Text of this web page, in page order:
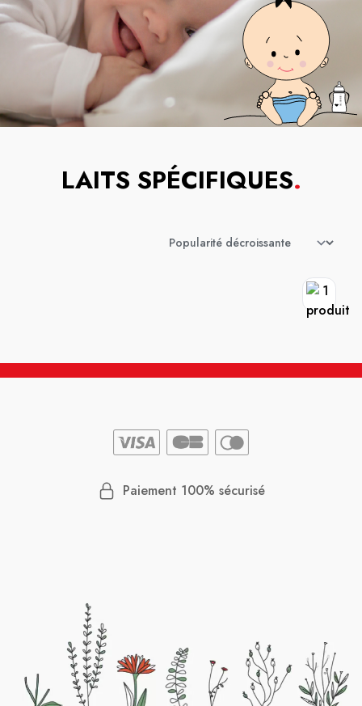
LAITS SPÉCIFIQUES.
Paiement 100% sécurisé